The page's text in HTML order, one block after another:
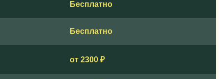
Бесплатно
Бесплатно
от 2300 ₽